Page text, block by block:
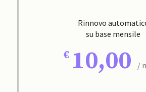
Rinnovo
su base mensile
10,00 /